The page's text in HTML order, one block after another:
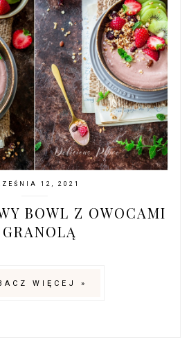
12, 2021
BOWL Z OWOCAMI
WIĘCEJ »